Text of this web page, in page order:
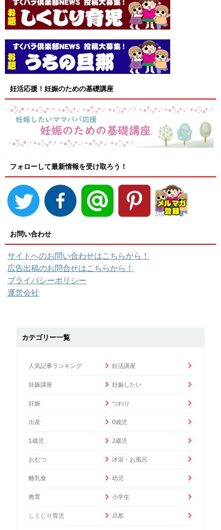
妊活応援！妊娠のための基礎講座
フォローして最新情報を受け取ろう！
お問い合わせ
サイトへのお問い合わせはこちらから！
広告出稿のお問合せはこちらから！
プライバシーポリシー
運営会社
カテゴリー一覧
人気記事ランキング 妊活講座
妊娠講座 妊娠したい
妊娠 つわり
出産 0歳児
1歳児 2歳児
おむつ 沐浴・お風呂
離乳食 幼児
教育 小学生
しくじり育児 旦那